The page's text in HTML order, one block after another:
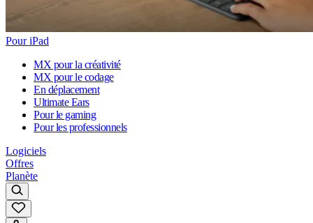
Pour iPad
MX pour la créativité
MX pour le codage
En déplacement
Ultimate Ears
Pour le gaming
Pour les professionnels
Logiciels
Offres
Planète